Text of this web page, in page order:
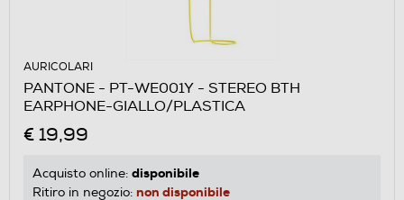
AURICOLARI
PANTONE - PT-WE001Y - STEREO BTH
EARPHONE-GIALLO/PLASTICA
€ 19,99
Acquisto online: disponibile
Ritiro in negozio: non disponibile